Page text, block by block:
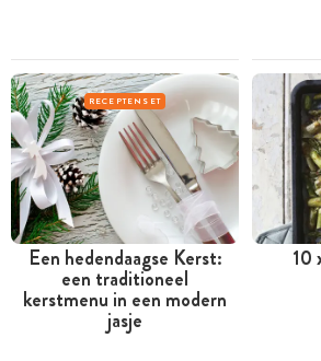
RECEPTENSET
Een hedendaagse Kerst:
een traditioneel
kerstmenu in een modern
jasje
10